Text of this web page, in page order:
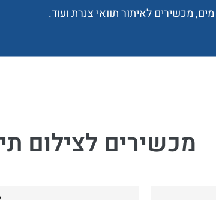
מים, מכשירים לאיתור תוואי צנרת ועוד.
מכשירים לצילום